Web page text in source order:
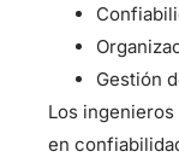
Gestión
Los
en